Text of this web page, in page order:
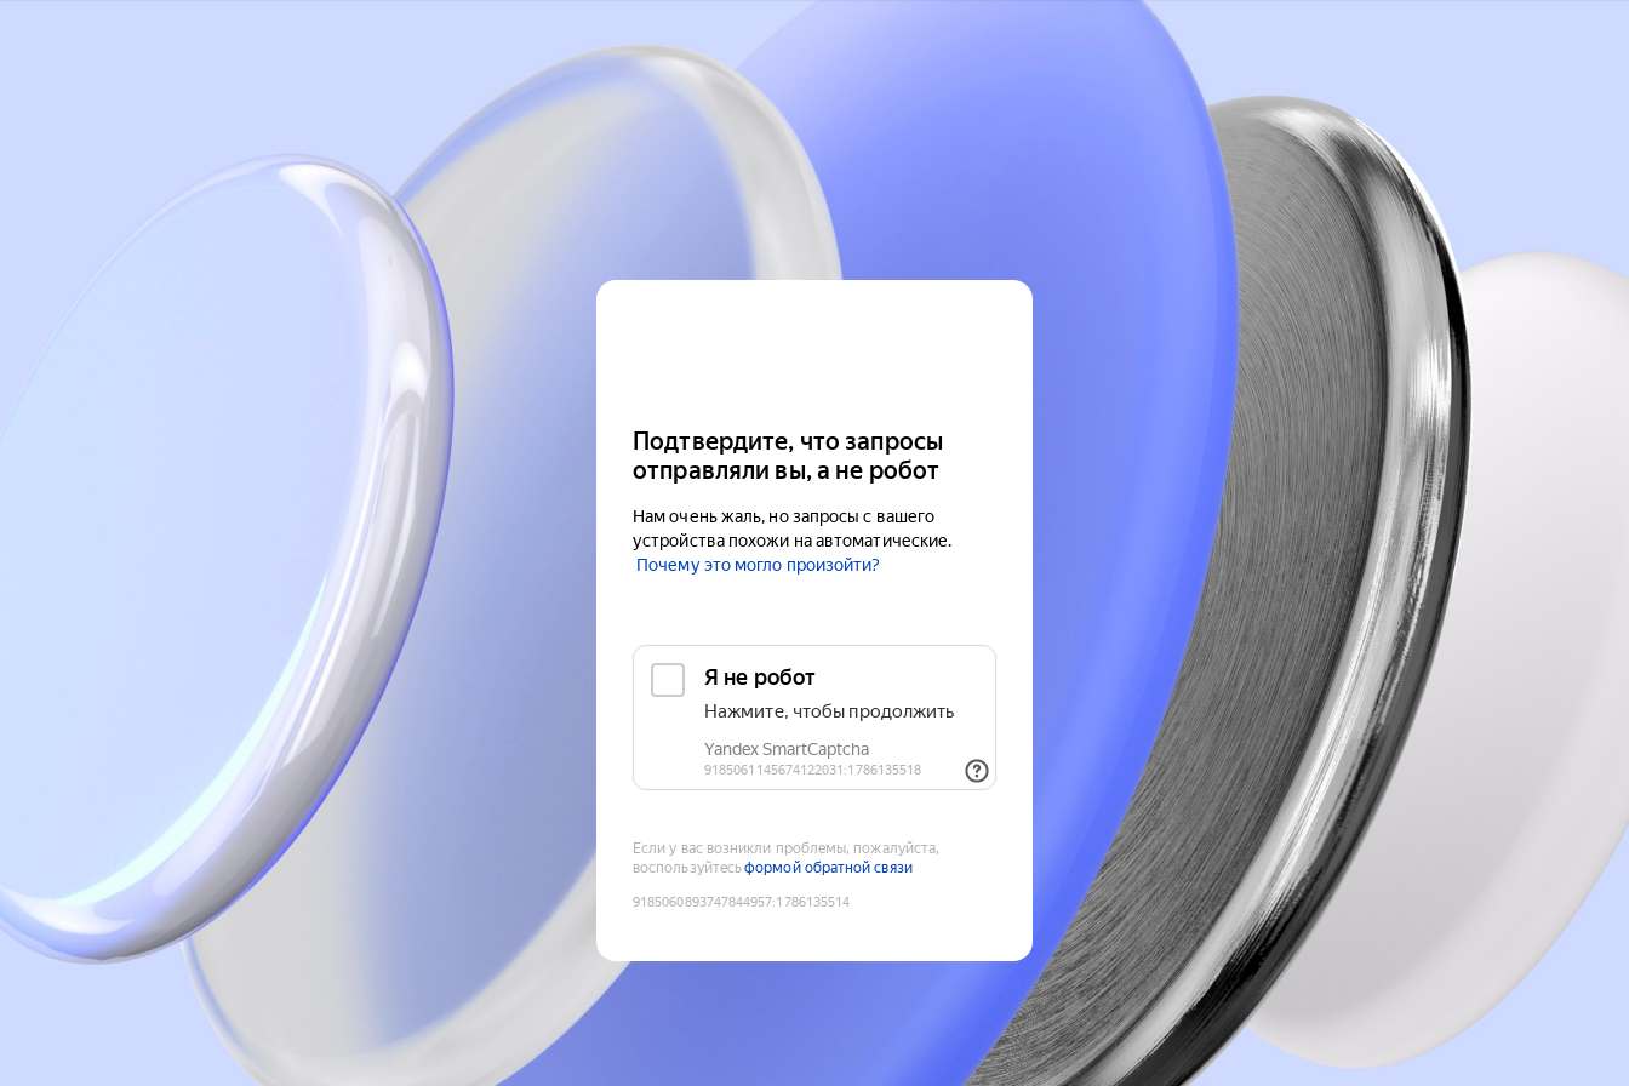
Подтвердите, что запросы
отправляли вы, а не робот
Нам очень жаль, но запросы с вашего
устройства похожи на автоматические.
Почему это могло произойти?
Если у вас возникли проблемы, пожалуйста,
воспользуйтесьформой обратной связи
9185060893747844957:1786135514